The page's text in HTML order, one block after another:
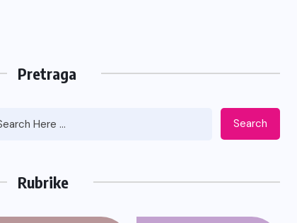
Pretraga
Search
Rubrike